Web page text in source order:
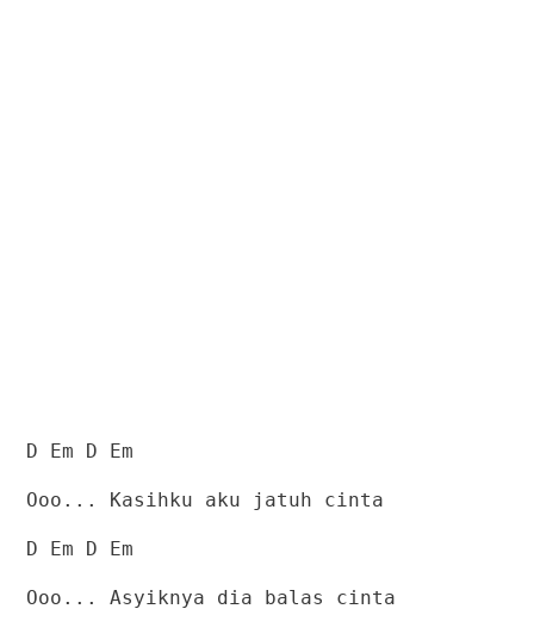
D Em D Em
Ooo... Kasihku aku jatuh cinta
D Em D Em
Ooo... Asyiknya dia balas cinta